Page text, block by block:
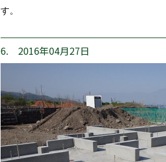
す。
6. 2016年04月27日